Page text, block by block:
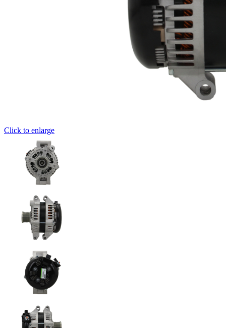
Click to enlarge